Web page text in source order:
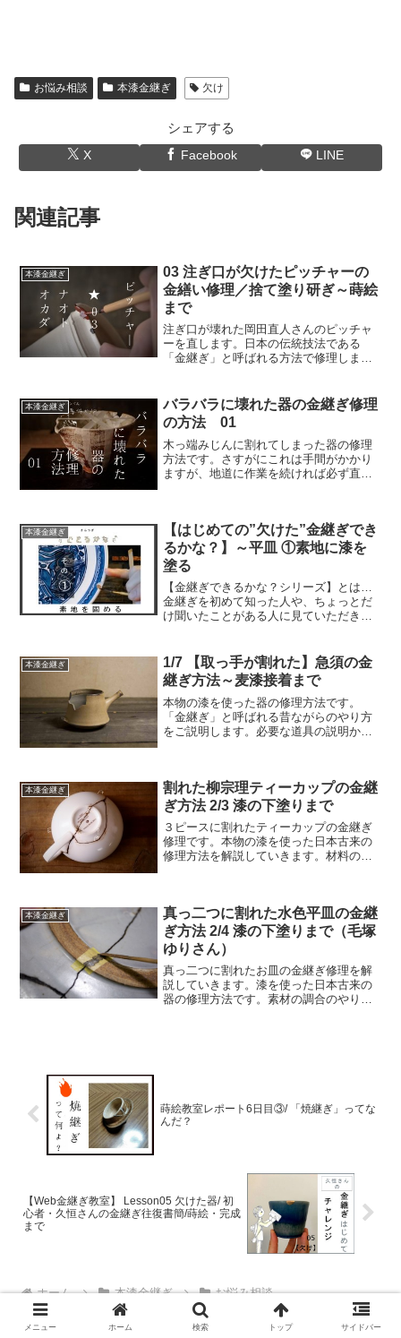
お悩み相談 本漆金継ぎ 欠け
シェアする
X Facebook LINE
関連記事
本漆金継ぎ
03 注ぎ口が欠けたピッチャーの
金繕い修理／捨て塗り研ぎ～蒔絵
まで
注ぎ口が壊れた岡田直人さんのピッチャ
ーを直します。日本の伝統技法である
「金継ぎ」と呼ばれる方法で修理しま
のページを参考にしてご自分でもチャレ
ンジしてみてください◎
本漆金継ぎ
バラバラに壊れた器の金継ぎ修理
の方法 01
木っ端みじんに割れてしまった器の修理
方法です。さすがにこれは手間がかかり
ますが、地道に作業を続ければ必ず直り
本漆金継ぎ
【はじめての”欠けた”金継ぎでき
るかな？】～平皿 ①素地に漆を
塗る
【金継ぎできるかな？シリーズ】とは…
金継ぎを初めて知った人や、ちょっとだ
け聞いたことがある人に見ていただきた
てこんな感じの作業をするものなのです
よ」という、実際の作業工...
本漆金継ぎ
1/7 【取っ手が割れた】急須の金
継ぎ方法～麦漆接着まで
本物の漆を使った器の修理方法です。
「金継ぎ」と呼ばれる昔ながらのやり方
をご説明します。必要な道具の説明から
須を直していきます。
本漆金継ぎ
割れた柳宗理ティーカップの金継
ぎ方法 2/3 漆の下塗りまで
３ピースに割れたティーカップの金継ぎ
修理です。本物の漆を使った日本古来の
修理方法を解説していきます。材料の調
今回は漆の塗りまでの解説です。
本漆金継ぎ
真っ二つに割れた水色平皿の金継
ぎ方法 2/4 漆の下塗りまで（毛塚
ゆりさん）
真っ二つに割れたお皿の金継ぎ修理を解
説していきます。漆を使った日本古来の
器の修理方法です。素材の調合のやり方
蒔絵教室レポート6日目③/ 「焼継ぎ」ってな
んだ？
【Web金継ぎ教室】 Lesson05 欠けた器/ 初
心者・久恒さんの金継ぎ往復書簡/蒔絵・完成
まで
ホーム 本漆金継ぎ お悩み相談
メニュー ホーム 検索 トップ サイドバー